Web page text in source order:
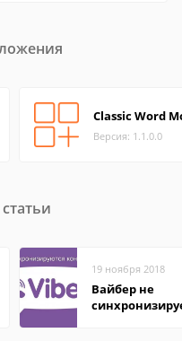
Classic Word
Версия: 1.1.0.0
19 ноября 2018
Вайбер не